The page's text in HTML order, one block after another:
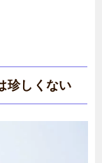
珍しくない